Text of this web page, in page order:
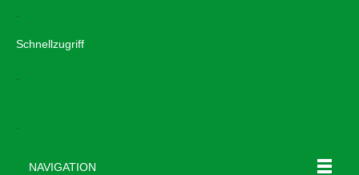
Schnellzugriff
NAVIGATION